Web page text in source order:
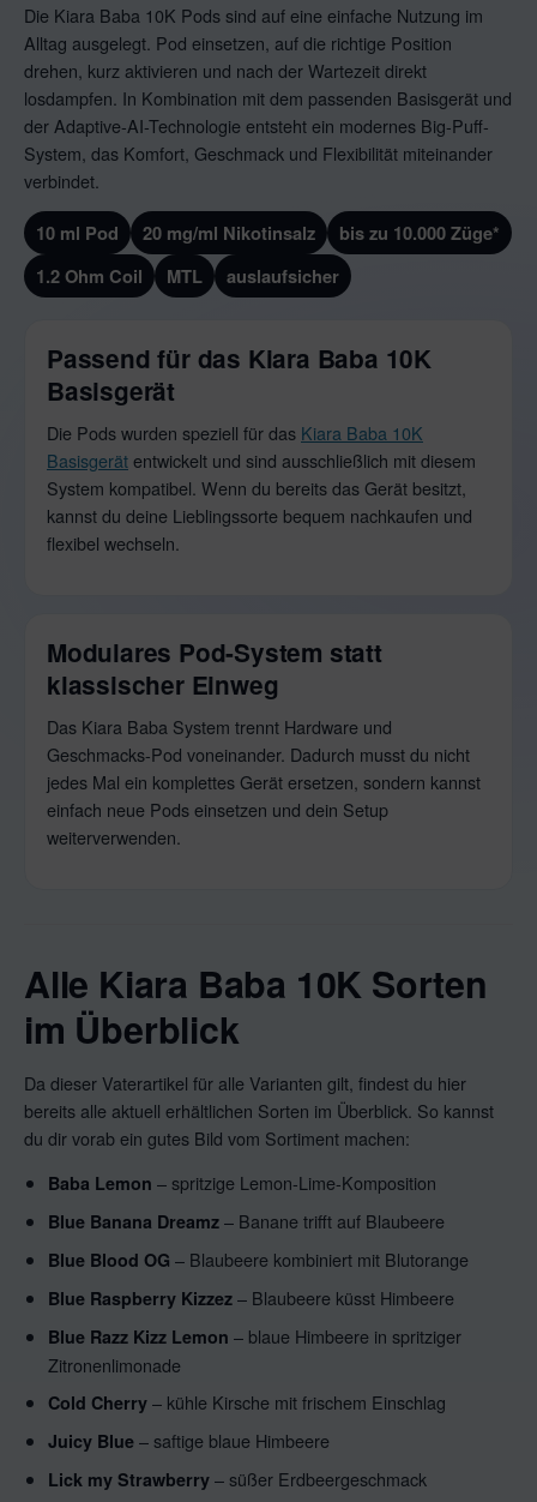
Die Kiara Baba 10K Pods sind auf eine einfache Nutzung im
Alltag ausgelegt. Pod einsetzen, auf die richtige Position
drehen, kurz aktivieren und nach der Wartezeit direkt
losdampfen. In Kombination mit dem passenden Basisgerät und
der Adaptive-AI-Technologie entsteht ein modernes Big-Puff-
System, das Komfort, Geschmack und Flexibilität miteinander
verbindet.
10 ml Pod 20 mg/ml Nikotinsalz
bis zu 10.000 Züge*
1.2 Ohm Coil
MTL auslaufsicher
Passend für das Kiara Baba 10K
Basisgerät
Die Pods wurden speziell für das Kiara Baba 10K
Basisgerätentwickelt und sind ausschließlich mit diesem
System kompatibel. Wenn du bereits das Gerät besitzt,
kannst du deine Lieblingssorte bequem nachkaufen und
flexibel wechseln.
Modulares Pod-System statt
klassischer Einweg
Das Kiara Baba System trennt Hardware und
Geschmacks-Pod voneinander. Dadurch musst du nicht
jedes Mal ein komplettes Gerät ersetzen, sondern kannst
einfach neue Pods einsetzen und dein Setup
weiterverwenden.
Alle Kiara Baba 10K Sorten
im Überblick
Da dieser Vaterartikel für alle Varianten gilt, findest du hier
bereits alle aktuell erhältlichen Sorten im Überblick. So kannst
du dir vorab ein gutes Bild vom Sortiment machen:
Baba Lemon – spritzige Lemon-Lime-Komposition
Blue Banana Dreamz – Banane trifft auf Blaubeere
Blue Blood OG – Blaubeere kombiniert mit Blutorange
Blue Raspberry Kizzez – Blaubeere küsst Himbeere
Blue Razz Kizz Lemon – blaue Himbeere in spritziger
Zitronenlimonade
Cold Cherry – kühle Kirsche mit frischem Einschlag
Juicy Blue – saftige blaue Himbeere
Lick my Strawberry – süßer Erdbeergeschmack